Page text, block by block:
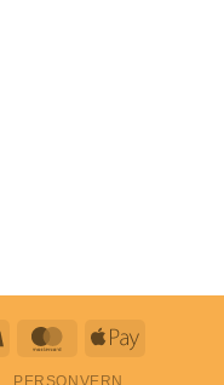
Visa MasterCardApple
PERSONVERN